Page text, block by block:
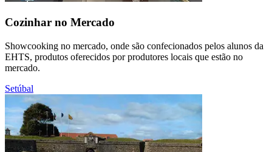
Cozinhar no Mercado
Showcooking no mercado, onde são confecionados pelos alunos da
EHTS, produtos oferecidos por produtores locais que estão no
mercado.
Setúbal